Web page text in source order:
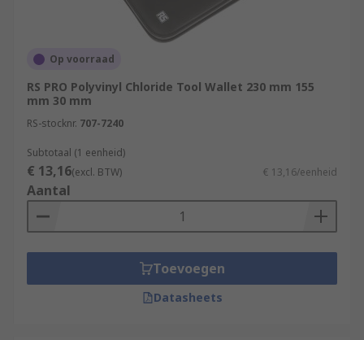
Op voorraad
RS PRO Polyvinyl Chloride Tool Wallet 230 mm 155
mm 30 mm
RS-stocknr. 707-7240
Subtotaal (1 eenheid)
€ 13,16(excl. BTW) € 13,16/eenheid
Aantal
Toevoegen
Datasheets